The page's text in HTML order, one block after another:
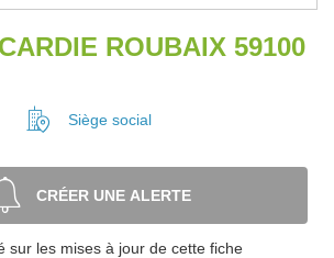
ROUBAIX 59100
Siège social
CRÉER UNE ALERTE
sur les mises à jour de cette fiche